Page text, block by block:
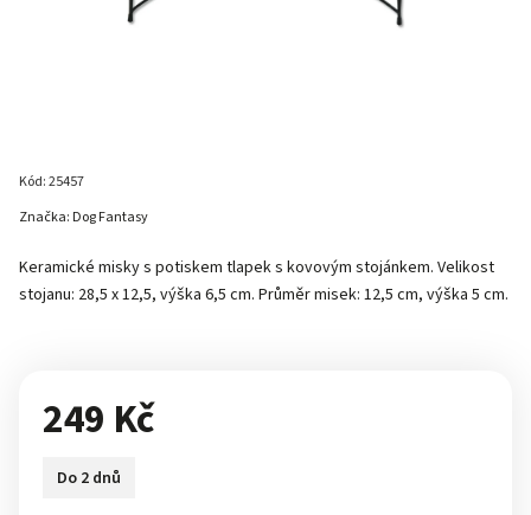
Kód:25457
Keramické misky s potiskem tlapek s kovovým stojánkem. Velikost
stojanu: 28,5 x 12,5, výška 6,5 cm. Průměr misek: 12,5 cm, výška 5 cm.
Značka: Dog Fantasy
249 Kč
Do 2 dnů